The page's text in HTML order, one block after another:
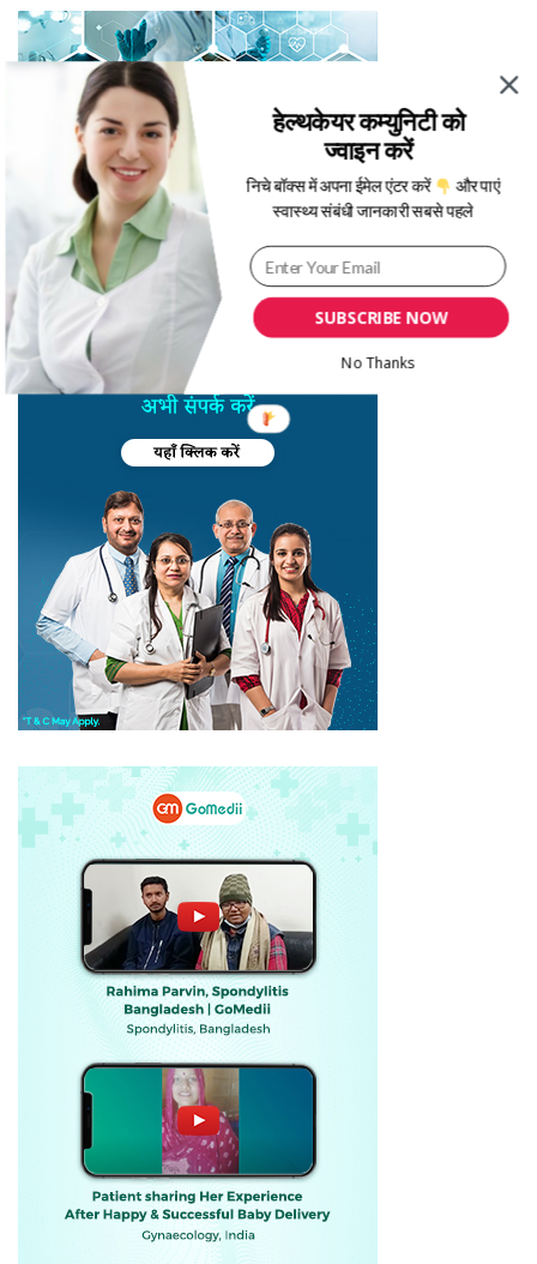
SUBSCRIBE NOW
हेल्थकेयर कम्युनिटी को
ज्वाइन करें
निचे बॉक्स में अपना ईमेल एंटर करें
और पाएं
स्वास्थ्य संबंधी जानकारी सबसे पहले
No Thanks